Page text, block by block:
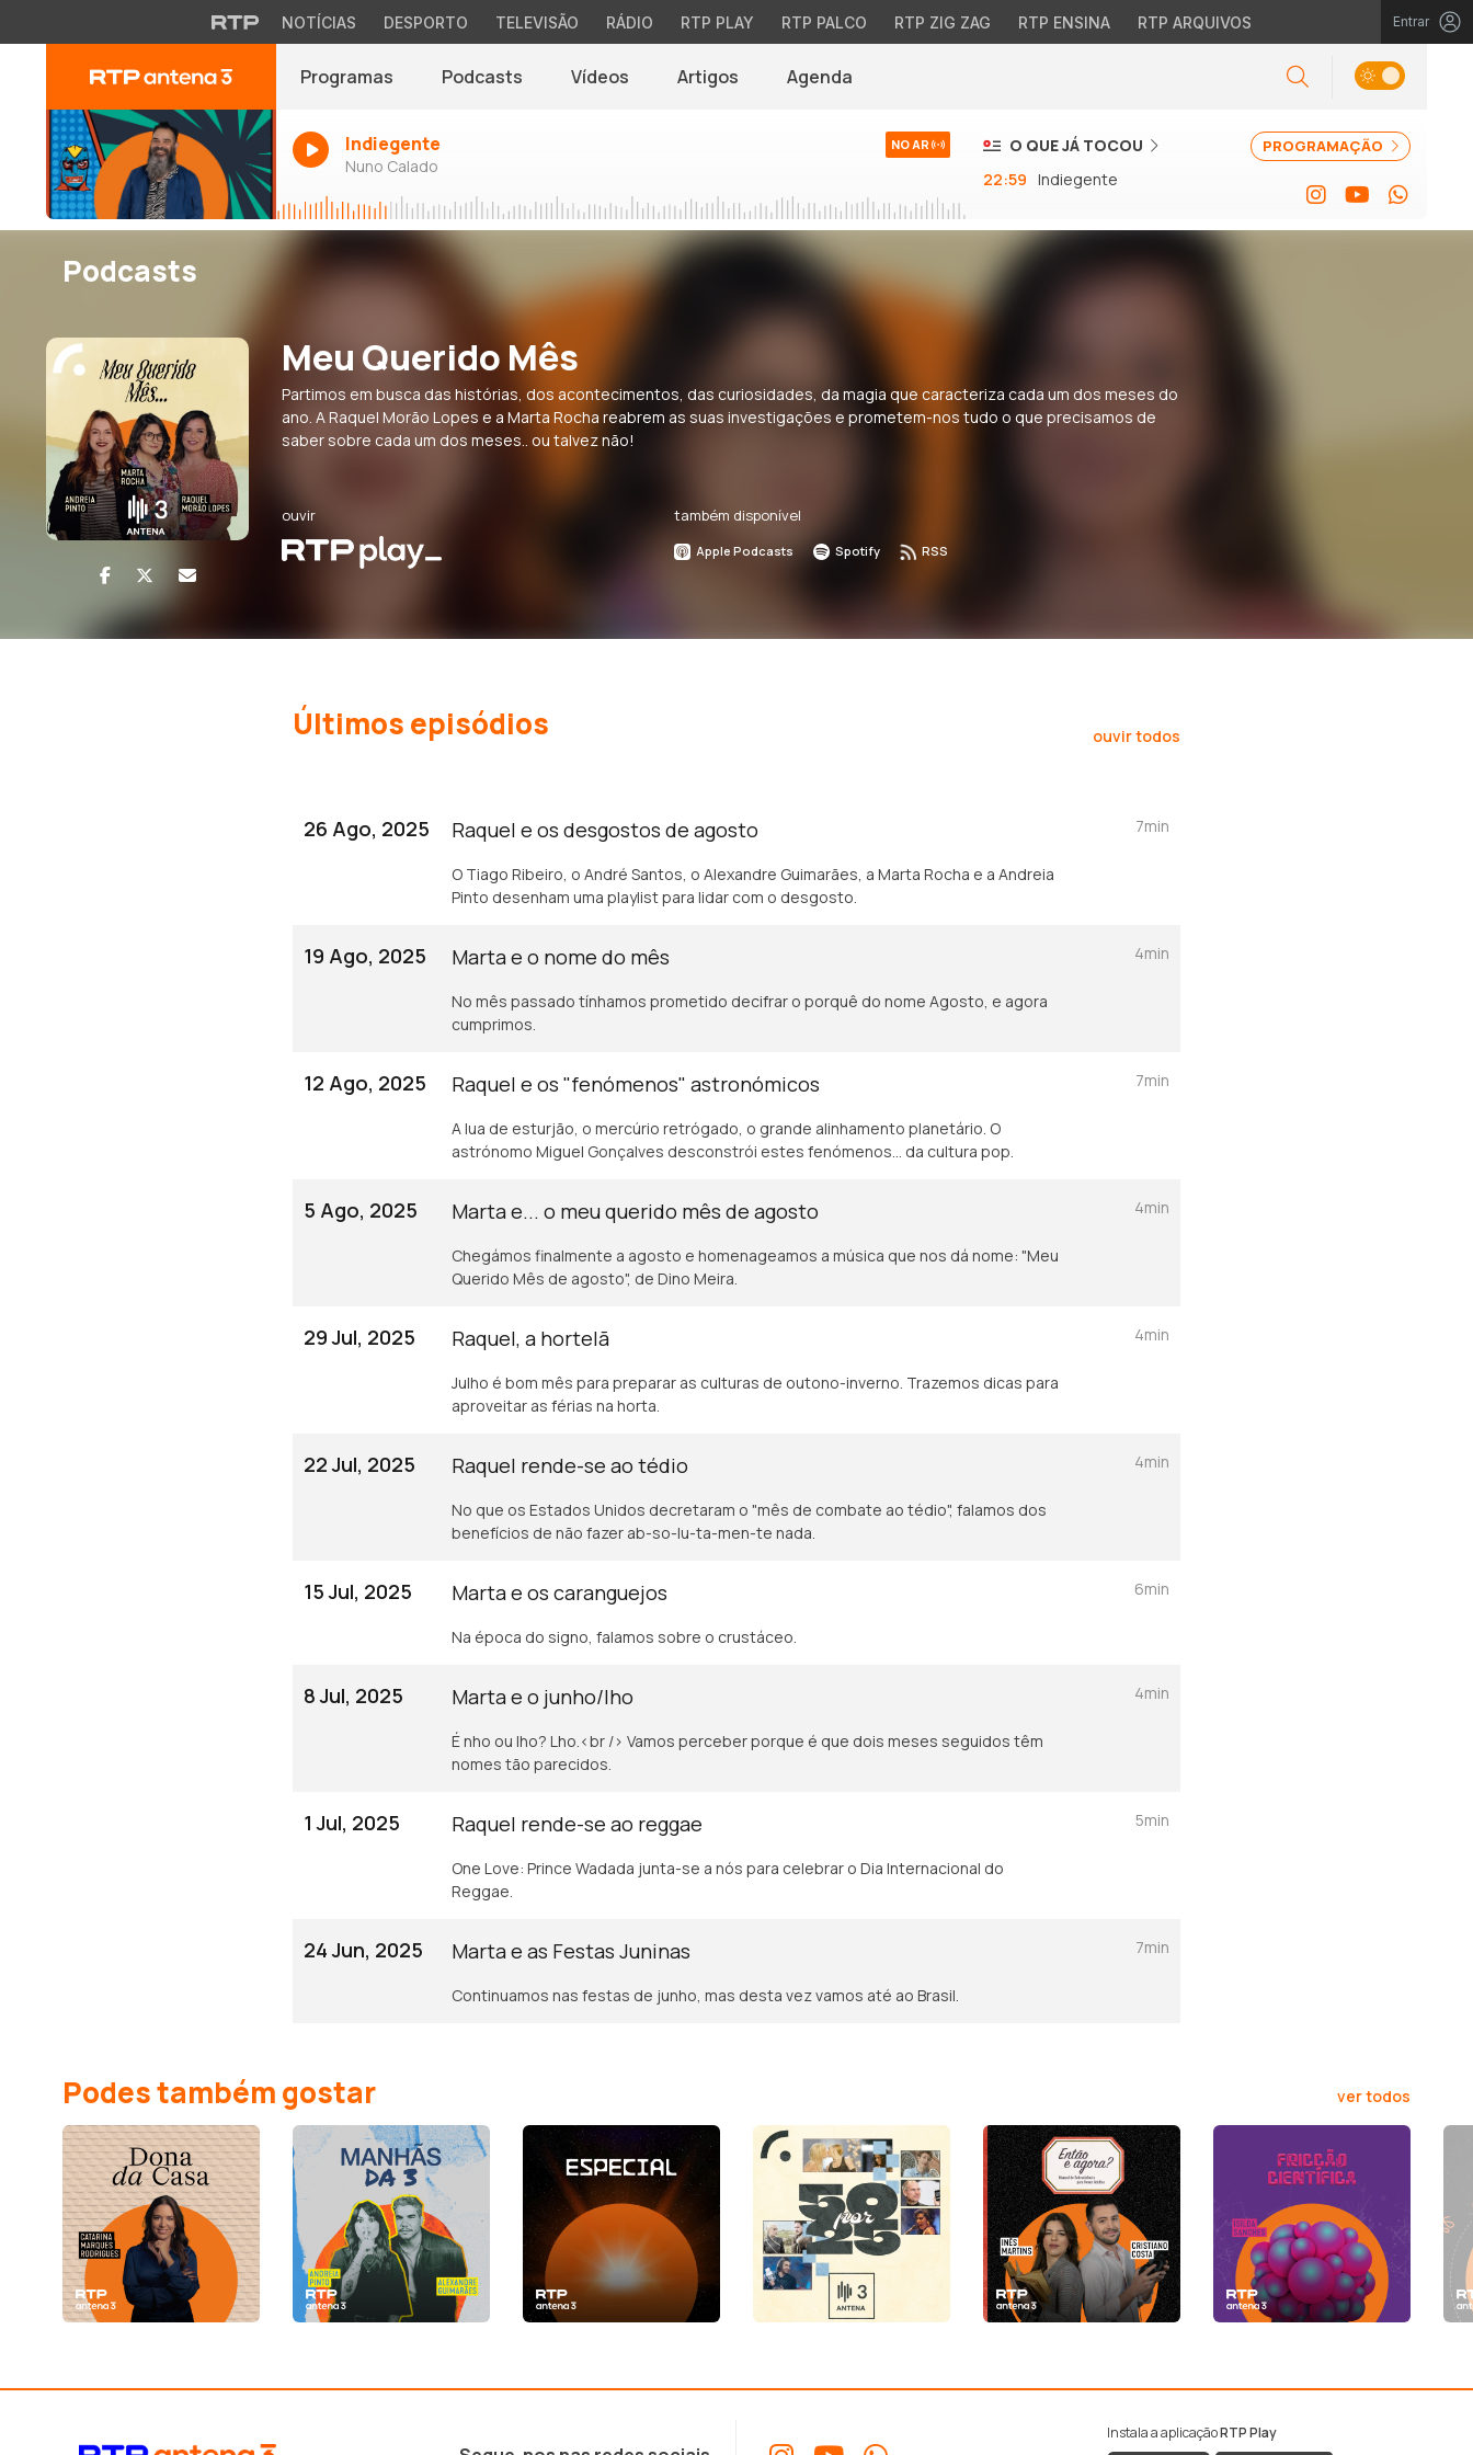
NOTÍCIAS DESPORTO TELEVISÃO RÁDIO RTP PLAY RTP PALCO RTP ZIG ZAG RTP ENSINA RTP ARQUIVOS Entrar
Programas Podcasts Vídeos Artigos Agenda
Indiegente
Nuno Calado
NO AR PROGRAMAÇÃO
O QUE JÁ TOCOU
22:59 Indiegente
Podcasts
Meu Querido Mês
Partimos em busca das histórias, dos acontecimentos, das curiosidades, da magia que caracteriza cada um dos meses do
ano. A Raquel Morão Lopes e a Marta Rocha reabrem as suas investigações e prometem-nos tudo o que precisamos de
saber sobre cada um dos meses.. ou talvez não!
ouvir também disponível
Apple Podcasts Spotify RSS
Últimos episódios ouvir todos
26 Ago, 2025 Raquel e os desgostos de agosto
O Tiago Ribeiro, o André Santos, o Alexandre Guimarães, a Marta Rocha e a Andreia
Pinto desenham uma playlist para lidar com o desgosto.
7min
19 Ago, 2025 Marta e o nome do mês
No mês passado tínhamos prometido decifrar o porquê do nome Agosto, e agora
cumprimos.
4min
12 Ago, 2025 Raquel e os "fenómenos" astronómicos
A lua de esturjão, o mercúrio retrógado, o grande alinhamento planetário. O
astrónomo Miguel Gonçalves desconstrói estes fenómenos... da cultura pop.
7min
5 Ago, 2025 Marta e... o meu querido mês de agosto
Chegámos finalmente a agosto e homenageamos a música que nos dá nome: "Meu
Querido Mês de agosto", de Dino Meira.
4min
29 Jul, 2025 Raquel, a hortelã
Julho é bom mês para preparar as culturas de outono-inverno. Trazemos dicas para
aproveitar as férias na horta.
4min
22 Jul, 2025 Raquel rende-se ao tédio
No que os Estados Unidos decretaram o "mês de combate ao tédio", falamos dos
benefícios de não fazer ab-so-lu-ta-men-te nada.
4min
15 Jul, 2025 Marta e os caranguejos
Na época do signo, falamos sobre o crustáceo.
6min
8 Jul, 2025 Marta e o junho/lho
É nho ou lho? Lho.<br /> Vamos perceber porque é que dois meses seguidos têm
nomes tão parecidos.
4min
1 Jul, 2025 Raquel rende-se ao reggae
One Love: Prince Wadada junta-se a nós para celebrar o Dia Internacional do
Reggae.
5min
24 Jun, 2025 Marta e as Festas Juninas
Continuamos nas festas de junho, mas desta vez vamos até ao Brasil.
7min
Podes também gostar ver todos
Instala a aplicaçãoRTP Play